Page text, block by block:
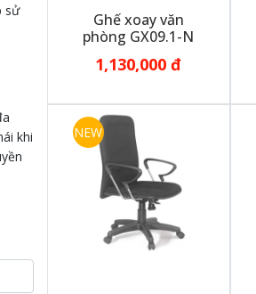
sử
khi
Ghế xoay văn
phòng GX09.1-N
1,130,000 đ
NEW